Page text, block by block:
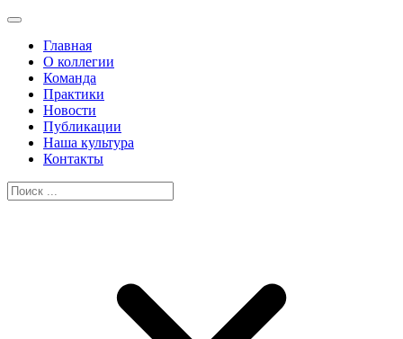
Главная
О коллегии
Команда
Практики
Новости
Публикации
Наша культура
Контакты